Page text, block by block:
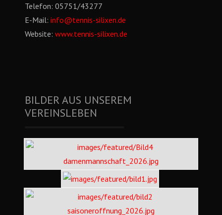
Telefon: 05751/43277
E-Mail: info@tennis-silixen.de
Website: www.tennis-silixen.de
BILDER AUS UNSEREM
VEREINSLEBEN